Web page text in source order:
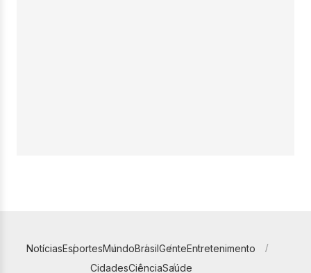
NotíciasEsportesMundoBrasilGenteEntretenimento
CidadesCiênciaSaúde